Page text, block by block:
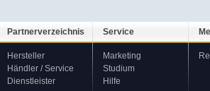
Partnerverzeichnis
Hersteller
Händler / Service
Dienstleister
Service
Marketing
Studium
Hilfe